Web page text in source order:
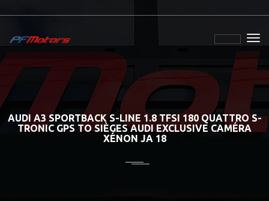
AUDI A3 SPORTBACK S-LINE 1.8 TFSI 180 QUATTRO S-
TRONIC GPS TO SIÈGES AUDI EXCLUSIVE CAMÉRA
XÉNON JA 18